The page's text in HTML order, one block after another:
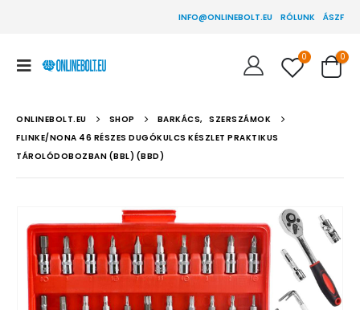
INFO@ONLINEBOLT.EU RÓLUNK ÁSZF
0 0
ONLINEBOLT.EU SHOP BARKÁCS, SZERSZÁMOK
FLINKE/NONA 46 RÉSZES DUGÓKULCS KÉSZLET PRAKTIKUS
TÁROLÓDOBOZBAN (BBL) (BBD)